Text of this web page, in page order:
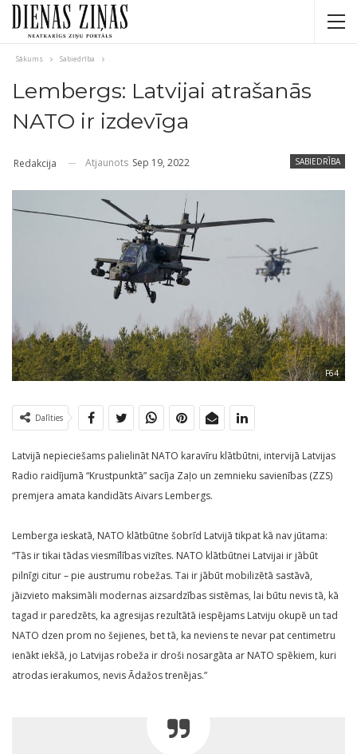
Sākums Sabiedrība
Lembergs: Latvijai atrašanās
NATO ir izdevīga
SABIEDRĪBA
Redakcija Atjaunots Sep 19, 2022
F64
Dalīties
Latvijā nepieciešams palielināt NATO karavīru klātbūtni, intervijā Latvijas
Radio raidījumā “Krustpunktā” sacīja Zaļo un zemnieku savienības (ZZS)
premjera amata kandidāts Aivars Lembergs.
Lemberga ieskatā, NATO klātbūtne šobrīd Latvijā tikpat kā nav jūtama:
“Tās ir tikai tādas viesmīlības vizītes. NATO klātbūtnei Latvijai ir jābūt
pilnīgi citur – pie austrumu robežas. Tai ir jābūt mobilizētā sastāvā,
jāizvieto maksimāli modernas aizsardzības sistēmas, lai būtu nevis tā, kā
tagad ir paredzēts, ka agresijas rezultātā iespējams Latviju okupē un tad
NATO dzen prom no šejienes, bet tā, ka neviens te nevar pat centimetru
ienākt iekšā, jo Latvijas robeža ir droši nosargāta ar NATO spēkiem, kuri
atrodas ierakumos, nevis Ādažos trenējas.”